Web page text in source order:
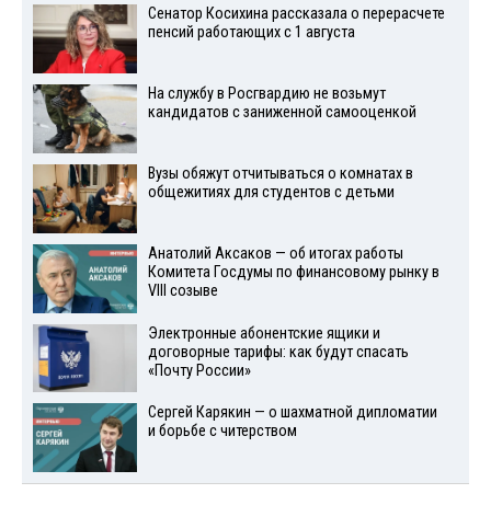
Сенатор Косихина рассказала о перерасчете
пенсий работающих с 1 августа
На службу в Росгвардию не возьмут
кандидатов с заниженной самооценкой
Вузы обяжут отчитываться о комнатах в
общежитиях для студентов с детьми
Анатолий Аксаков — об итогах работы
Комитета Госдумы по финансовому рынку в
VIII созыве
Электронные абонентские ящики и
договорные тарифы: как будут спасать
«Почту России»
Сергей Карякин — о шахматной дипломатии
и борьбе с читерством